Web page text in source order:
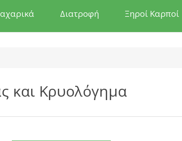
Διατροφή Ξηροί Καρποί
και Κρυολόγημα